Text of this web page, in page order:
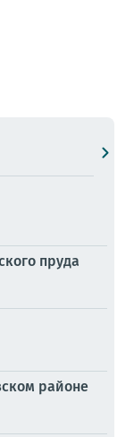
пруда
районе